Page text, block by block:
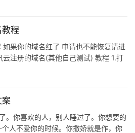
程
果你的域名红了 申请也不能恢复请进
注册的域名(其他自己测试) 教程 1.打
案
。你喜欢的人，别人睡过了。你想要的
人不爱你的时候。你撒娇就是作，你